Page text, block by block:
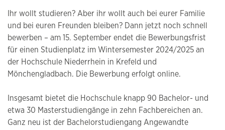
Ihr wollt studieren? Aber ihr wollt auch bei eurer Familie
und bei euren Freunden bleiben? Dann jetzt noch schnell
bewerben – am 15. September endet die Bewerbungsfrist
für einen Studienplatz im Wintersemester 2024/2025 an
der Hochschule Niederrhein in Krefeld und
Mönchengladbach. Die Bewerbung erfolgt online.
Insgesamt bietet die Hochschule knapp 90 Bachelor- und
etwa 30 Masterstudiengänge in zehn Fachbereichen an.
Ganz neu ist der Bachelorstudiengang Angewandte